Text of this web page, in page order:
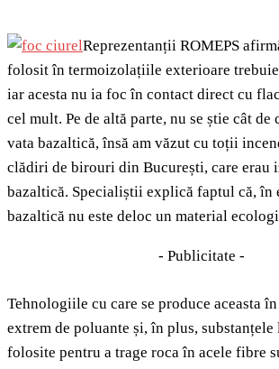
Reprezentanții ROMEPS
folosit în termoizolațiile exterioare
iar acesta nu ia foc în contact direct cu
cel mult. Pe de altă parte, nu se știe cât de
vata bazaltică, însă am văzut cu toții
clădiri de birouri din București, care erau
bazaltică. Specialiștii explică faptul că, în
bazaltică nu este deloc un material
- Publicitate -
Tehnologiile cu care se produce aceasta
extrem de poluante și, în plus,
folosite pentru a trage roca în acele fibre